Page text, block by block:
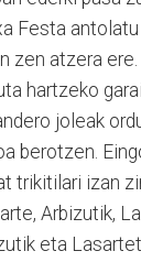
Festa
zen atzera
hartzeko
joleak
berotzen.
trikitilari izan
Arbizutik,
eta